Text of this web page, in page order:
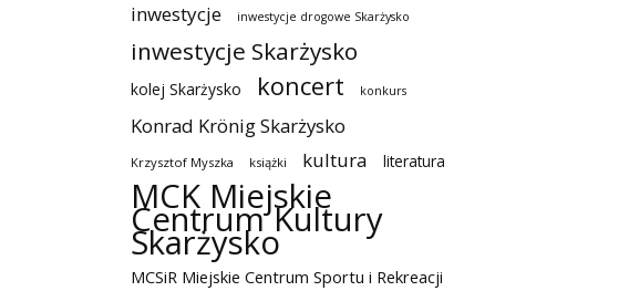
inwestycje inwestycje drogowe Skarżysko
inwestycje Skarżysko
kolej Skarżysko koncert konkurs
Konrad Krönig Skarżysko
Krzysztof Myszka książki kultura literatura
MCK Miejskie
Centrum Kultury
Skarżysko
MCSiR Miejskie Centrum Sportu i Rekreacji